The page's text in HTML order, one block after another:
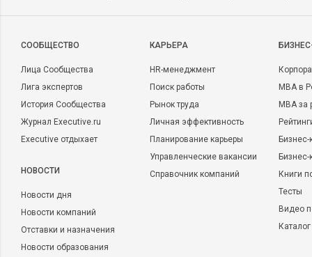
CООБЩЕСТВО
Лица Сообщества
Лига экспертов
История Сообщества
Журнал Executive.ru
Executive отдыхает
НОВОСТИ
Новости дня
Новости компаний
Отставки и назначения
Новости образования
КАРЬЕРА
HR-менеджмент
Поиск работы
Рынок труда
Личная эффективность
Планирование карьеры
Управленческие вакансии
Справочник компаний
MBA в
MBA
Бизнес-
Книги
Тесты
Видео